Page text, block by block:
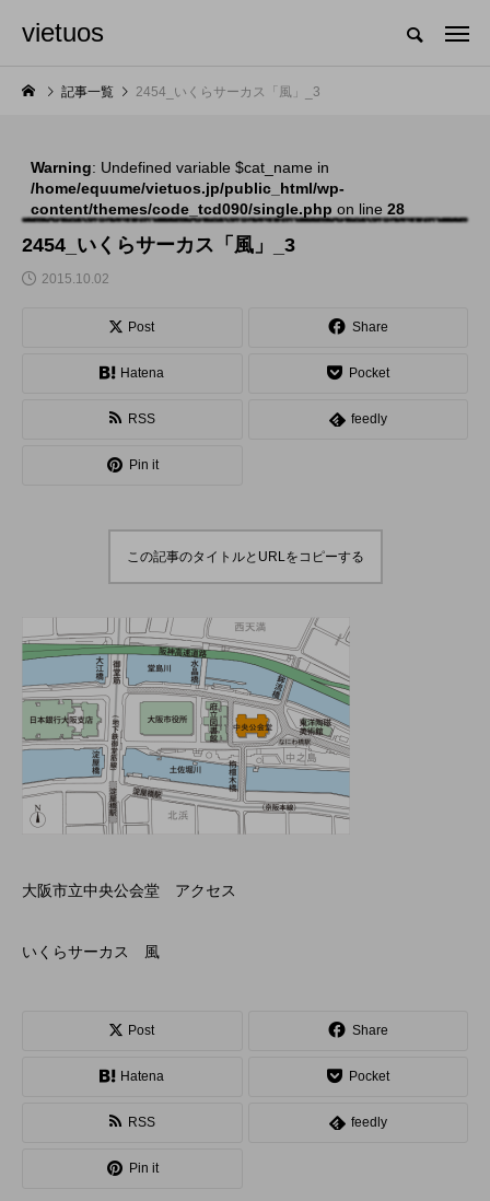
国内のジャグリング情報を収集・整理・発信するメディア
NEW POST
舞台
show~」、第２回公
いジャグリングの舞
発表会
2020.08.18
地域と道具から探す
北海道 東北 関東 中部
四国 中国 九州 沖縄
オンライン ボール クラブ
ハット シェーカーカップ
コンタクトジャグリング マイナージャグリング
vietuos
記事一覧 2454_いくらサーカス「風」_3
Warning: Undefined variable $cat_name in
/home/equume/vietuos.jp/public_html/wp-
content/themes/code_tcd090/single.php on line 28
2454_いくらサーカス「風」_3
2015.10.02
Post Share
Hatena Pocket
RSS feedly
Pin it
この記事のタイトルとURLをコピーする
大阪市立中央公会堂 アクセス
いくらサーカス 風
Post Share
Hatena Pocket
RSS feedly
Pin it